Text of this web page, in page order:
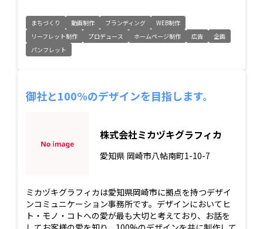
まちづくり 動画制作 ブランディング
WEB制作
リーフレット制作
プロデュース ホームページ制作 広告
企画
パンフレット
御社と100%のデザインを目指します。
株式会社ミカヅキグラフィカ
愛知県 岡崎市八帖南町1-10-7
ミカヅキグラフィカは愛知県岡崎市に拠点を持つデザイ
ンコミュニケーション事務所です。デザインにおいてヒ
ト・モノ・コトへの愛が最も大切と考えており、お話を